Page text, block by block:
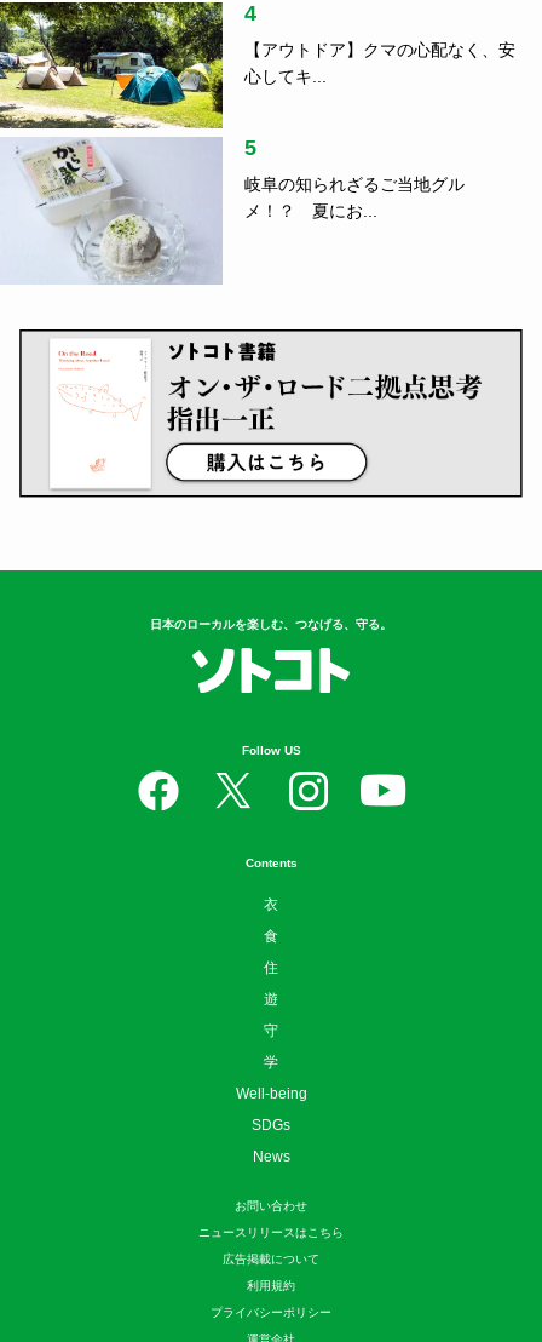
4
【アウトドア】クマの心配なく、安
心してキ...
5
岐阜の知られざるご当地グル
メ！？ 夏にお...
日本のローカルを楽しむ、つなげる、守る。
Follow US
Contents
衣
食
住
遊
守
学
Well-being
SDGs
News
お問い合わせ
ニュースリリースはこちら
広告掲載について
利用規約
プライバシーポリシー
運営会社